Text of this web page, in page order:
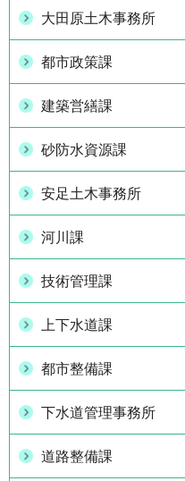
大田原土木事務所
都市政策課
建築営繕課
砂防水資源課
安足土木事務所
河川課
技術管理課
上下水道課
都市整備課
下水道管理事務所
道路整備課